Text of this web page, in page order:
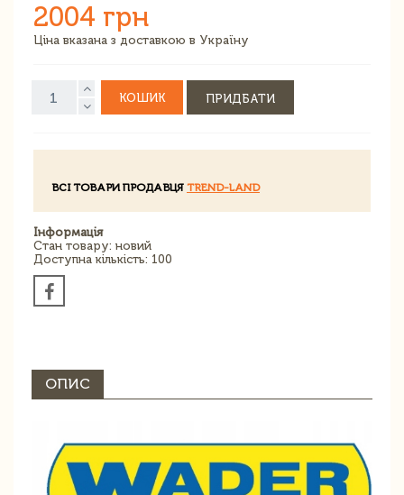
2004 грн
Ціна вказана з доставкою в Україну
КОШИК ПРИДБАТИ
ВСІ ТОВАРИ ПРОДАВЦЯ TREND-LAND
Інформація
Стан товару: новий
Доступна кількість: 100
ОПИС